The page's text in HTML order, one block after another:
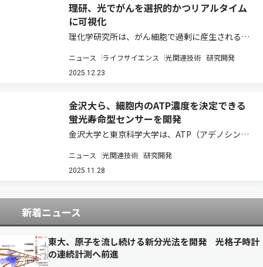
理研、光でがんを選択的かつリアルタイム
に可視化
理化学研究所は、がん細胞で過剰に産生される代
リマーを自発的に合成できる革新的なポリマー化
技術の開発に成功した（ニュースリリース）。 生
ニュース ライフサイエンス 光関連技術 研究開発
2025.12.23
金沢大ら、細胞内のATP濃度を決定できる
蛍光寿命型センサーを開発
金沢大学と東京科学大学は、ATP（アデノシン三
光学的特性に変換して測定できる、新しい蛍光セ
ンサーを開発した（ニュースリリース）。 私たち
ニュース 光関連技術 研究開発
2025.11.28
新着ニュース
東大、原子を流し続ける新分光法を開発 光格子時計
の連続計測へ前進